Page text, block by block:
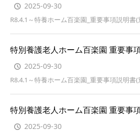
2025-09-30
R8.4.1～特養ホーム百楽園_重要事項説明書
特別養護老人ホーム百楽園 重要事
2025-09-30
R8.4.1～特養ホーム百楽園_重要事項説明書
特別養護老人ホーム百楽園 重要事
2025-09-30